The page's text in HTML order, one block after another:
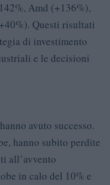
Amd (+136%),
Questi risultati
di investimento
e le decisioni
avuto successo.
hanno subito perdite
all’avvento
in calo del 10% e